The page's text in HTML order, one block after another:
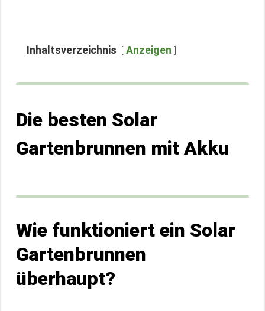
Inhaltsverzeichnis Anzeigen
Die besten Solar
Gartenbrunnen mit Akku
Wie funktioniert ein Solar
Gartenbrunnen
überhaupt?